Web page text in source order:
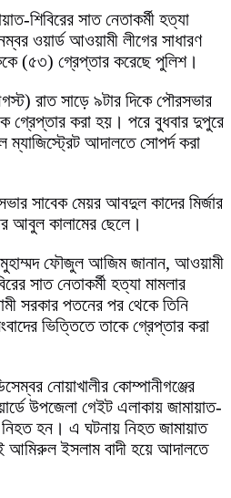
শিবিরের সাত নেতাকর্মী হত্যা
ওয়ার্ড আওয়ামী লীগের সাধারণ
(৫৩) গ্রেপ্তার করেছে পুলিশ।
রাত সাড়ে ৯টার দিকে পৌরসভার
গ্রেপ্তার করা হয়। পরে বুধবার দুপুরে
ম্যাজিস্ট্রেট আদালতে সোপর্দ করা
সাবেক মেয়র আবদুল কাদের মির্জার
আবুল কালামের ছেলে।
মুহাম্মদ ফৌজুল আজিম জানান, আওয়ামী
সাত নেতাকর্মী হত্যা মামলার
পতনের পর থেকে তিনি
ভিত্তিতে তাকে গ্রেপ্তার করা
নোয়াখালীর কোম্পানীগঞ্জের
উপজেলা গেইট এলাকায় জামায়াত-
নিহত হন। এ ঘটনায় নিহত জামায়াত
আমিরুল ইসলাম বাদী হয়ে আদালতে